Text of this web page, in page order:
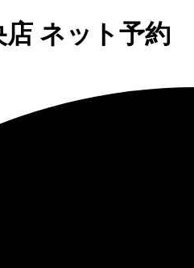
店 ネット予約